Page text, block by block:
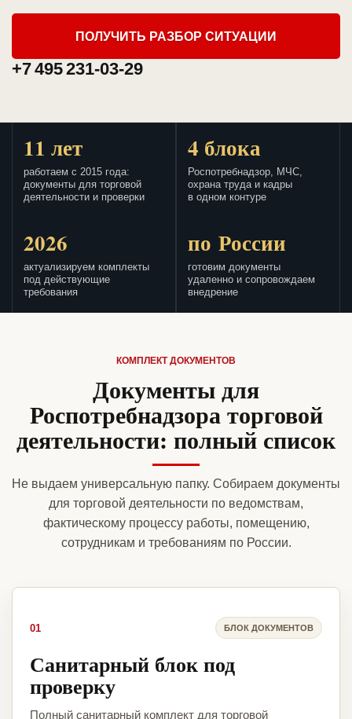
ПОЛУЧИТЬ РАЗБОР СИТУАЦИИ
+7 495 231-03-29
11 лет
работаем с 2015 года:
документы для торговой
деятельности и проверки
4 блока
Роспотребнадзор, МЧС,
охрана труда и кадры
в одном контуре
2026
актуализируем комплекты
под действующие
требования
по России
готовим документы
удаленно и сопровождаем
внедрение
КОМПЛЕКТ ДОКУМЕНТОВ
Документы для
Роспотребнадзора торговой
деятельности: полный список
Не выдаем универсальную папку. Собираем документы
для торговой деятельности по ведомствам,
фактическому процессу работы, помещению,
сотрудникам и требованиям по России.
01 БЛОК ДОКУМЕНТОВ
Санитарный блок под
проверку
Полный санитарный комплект для торговой